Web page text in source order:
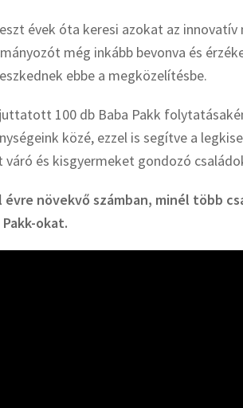
évek óta keresi azokat az
még inkább bevonva és
ebbe a megközelítésbe.
100 db Baba Pakk
közé, ezzel is segítve a
váró és kisgyermeket gondozó
évre növekvő számban, minél több
okat.